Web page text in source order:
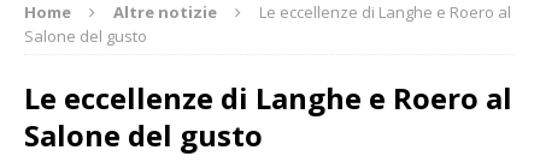
Home Altre notizie
Le eccellenze di Langhe e Roero al
Salone del gusto
Le eccellenze di Langhe e Roero al
Salone del gusto